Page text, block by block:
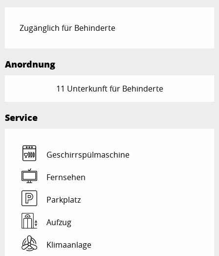
Zugänglich für Behinderte
Anordnung
11 Unterkunft für Behinderte
Service
Geschirrspülmaschine
Fernsehen
Parkplatz
Aufzug
Klimaanlage